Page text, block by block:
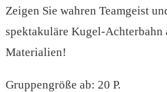
Zeigen Sie wahren Teamgeist
spektakuläre Kugel-Achterbahn
Materialien!
Gruppengröße ab: 20 P.